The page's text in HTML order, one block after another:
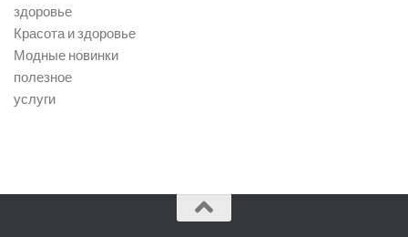
здоровье
Красота и здоровье
Модные новинки
полезное
услуги